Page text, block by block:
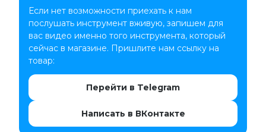
Если нет возможности приехать к нам
послушать инструмент вживую, запишем для
вас видео именно того инструмента, который
сейчас в магазине. Пришлите нам ссылку на
товар:
Перейти в Telegram
Написать в ВКонтакте